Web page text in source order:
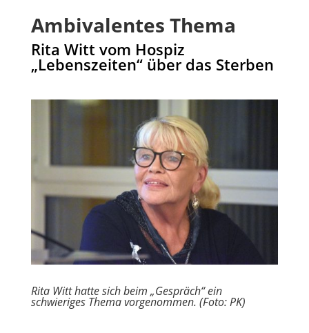
Ambivalentes Thema
Rita Witt vom Hospiz
„Lebenszeiten“ über das Sterben
Rita Witt hatte sich beim „Gespräch“ ein
schwieriges Thema vorgenommen. (Foto: PK)